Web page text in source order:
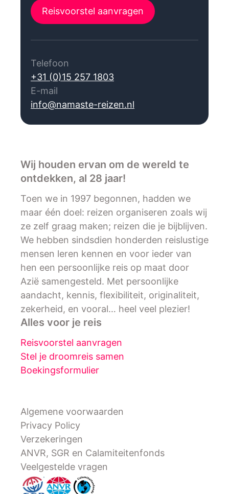
Reisvoorstel aanvragen
Telefoon
+31 (0)15 257 1803
E-mail
info@namaste-reizen.nl
Wij houden ervan om de wereld te
ontdekken, al 28 jaar!
Toen we in 1997 begonnen, hadden we
maar één doel: reizen organiseren zoals wij
ze zelf graag maken; reizen die je bijblijven.
We hebben sindsdien honderden reislustige
mensen leren kennen en voor ieder van
hen een persoonlijke reis op maat door
Azië samengesteld. Met persoonlijke
aandacht, kennis, flexibiliteit, originaliteit,
zekerheid, en vooral… heel veel plezier!
Alles voor je reis
Reisvoorstel aanvragen
Stel je droomreis samen
Boekingsformulier
Algemene voorwaarden
Privacy Policy
Verzekeringen
ANVR, SGR en Calamiteitenfonds
Veelgestelde vragen